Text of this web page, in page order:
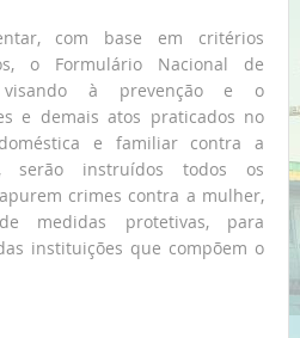
com base em critérios
o Formulário Nacional de
visando à prevenção e o
e demais atos praticados no
e familiar contra a
serão instruídos todos os
crimes contra a mulher,
medidas protetivas, para
instituições que compõem o